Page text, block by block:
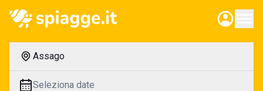
Assago
Seleziona date